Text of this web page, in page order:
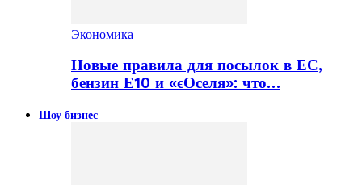
Экономика
Новые правила для посылок в ЕС,
бензин Е10 и «єОселя»: что…
Шоу бизнес